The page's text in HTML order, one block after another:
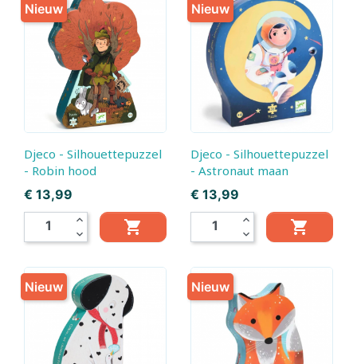
Djeco - Silhouettepuzzel
- Robin hood
Prijs
€ 13,99
expand_less
expand_more

Nieuw
Djeco - Silhouettepuzzel
- Astronaut maan
Prijs
€ 13,99
expand_less
expand_more

Nieuw
Nieuw Nieuw